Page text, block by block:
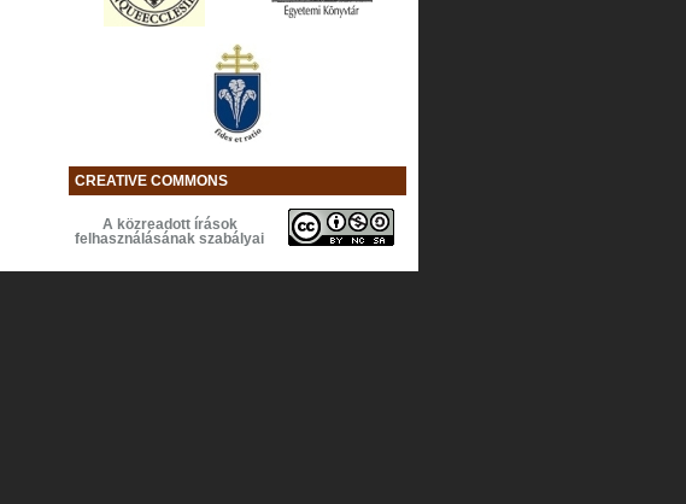
CREATIVE COMMONS
A közreadott írások
felhasználásának szabályai